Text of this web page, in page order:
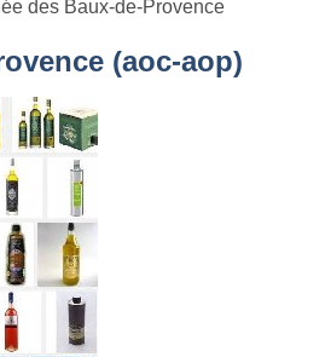
des Baux-de-Provence
(aoc-aop)